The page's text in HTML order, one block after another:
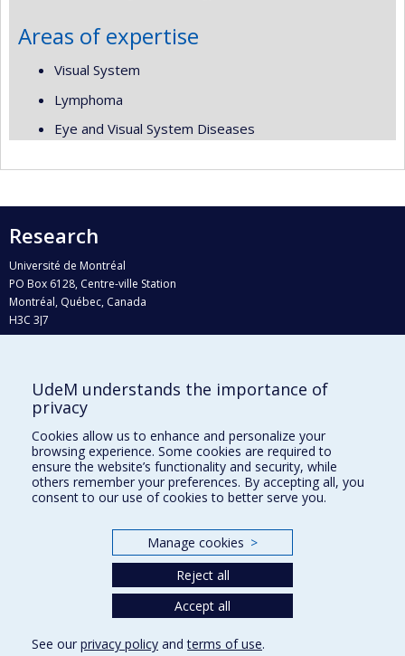
Areas of expertise
Visual System
Lymphoma
Eye and Visual System Diseases
Research
Université de Montréal
PO Box 6128, Centre-ville Station
Montréal, Québec, Canada
H3C 3J7
Who does what?
Find us
Site map
Accessibility
UdeM understands the importance of
privacy
Cookies allow us to enhance and personalize your
browsing experience. Some cookies are required to
ensure the website’s functionality and security, while
others remember your preferences. By accepting all, you
consent to our use of cookies to better serve you.
Manage cookies >
Reject all
Accept all
See our privacy policy andterms of use.